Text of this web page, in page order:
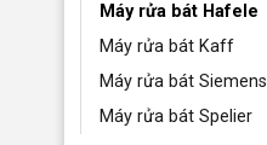
Máy rửa bát Hafele
Máy rửa bát Kaff
Máy rửa bát Siemens
Máy rửa bát Spelier